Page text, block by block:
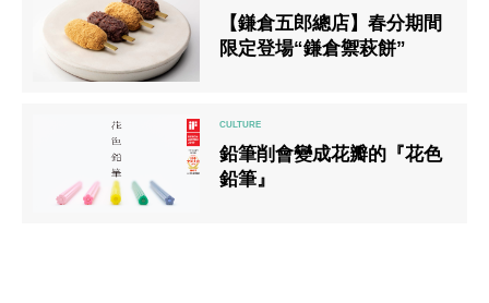
【鎌倉五郎總店】春分期間
限定登場“鎌倉禦萩餅”
鉛筆削會變成花瓣的『花色
鉛筆』